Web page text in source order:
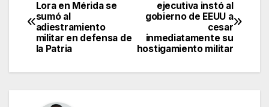
de
entradas
ejecutiva instó al
gobierno de EEUU a
cesar
inmediatamente su
hostigamiento militar
Lora en Mérida se
sumó al
adiestramiento
militar en defensa de
la Patria